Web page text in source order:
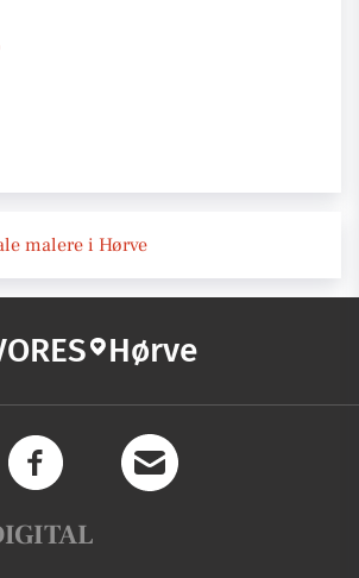
malere i Hørve
Hørve